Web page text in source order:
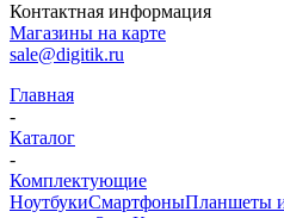
Контактная информация
Магазины на карте
sale@digitik.ru
Главная
-
Каталог
-
Комплектующие
НоутбукиСмартфоныПланшеты